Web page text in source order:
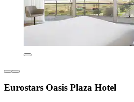
Eurostars Oasis Plaza Hotel